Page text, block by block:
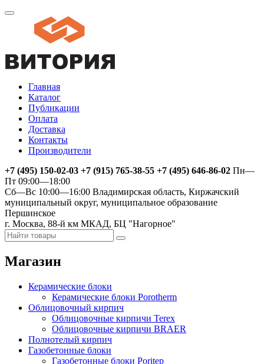
Главная
Каталог
Публикации
Оплата
Доставка
Контакты
Производители
+7 (495) 150-02-03 +7 (915) 765-38-55 +7 (495) 646-86-02 Пн—
Пт 09:00—18:00
Сб—Вс 10:00—16:00 Владимирская область, Киржачский
муниципальный округ, муниципальное образование
Першинское
г. Москва, 88-й км МКАД, БЦ "Нагорное"
Магазин
Керамические блоки
Керамические блоки Porotherm
Облицовочный кирпич
Облицовочные кирпичи Terex
Облицовочные кирпичи BRAER
Полнотелый кирпич
Газобетонные блоки
Газобетонные блоки Poritep